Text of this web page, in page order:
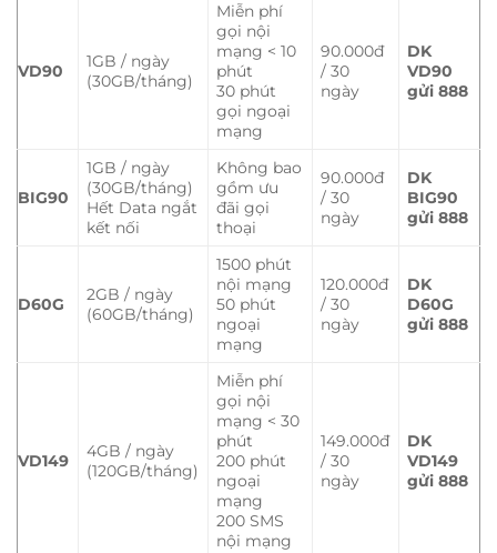
VD90
1GB / ngày
(30GB/tháng)
Miễn phí
gọi nội
mạng < 10
phút
30 phút
gọi ngoại
mạng
90.000đ
/ 30
ngày
DK
VD90
gửi 888
BIG90
1GB / ngày
(30GB/tháng)
Hết Data ngắt
kết nối
Không bao
gồm ưu
đãi gọi
thoại
90.000đ
/ 30
ngày
DK
BIG90
gửi 888
D60G
2GB / ngày
(60GB/tháng)
1500 phút
nội mạng
50 phút
ngoại
mạng
120.000đ
/ 30
ngày
DK
D60G
gửi 888
VD149
4GB / ngày
(120GB/tháng)
Miễn phí
gọi nội
mạng < 30
phút
200 phút
ngoại
mạng
200 SMS
nội mạng
149.000đ
/ 30
ngày
DK
VD149
gửi 888